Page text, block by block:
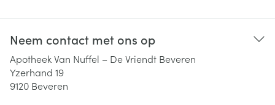
Neem contact met ons op
Apotheek Van Nuffel – De Vriendt Beveren
Yzerhand 19
9120 Beveren